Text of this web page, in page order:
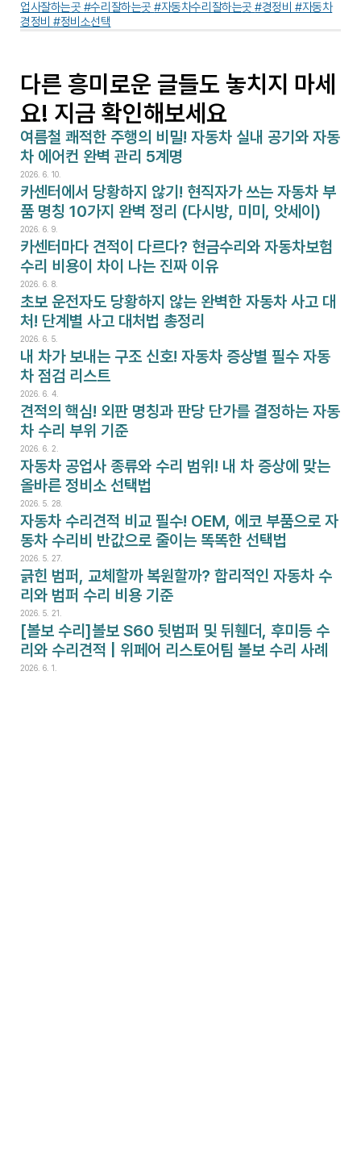
업사잘하는곳 #수리잘하는곳 #자동차수리잘하는곳 #경정비 #자동차
경정비 #정비소선택
다른 흥미로운 글들도 놓치지 마세
요! 지금 확인해보세요
여름철 쾌적한 주행의 비밀! 자동차 실내 공기와 자동
차 에어컨 완벽 관리 5계명
2026. 6. 10.
카센터에서 당황하지 않기! 현직자가 쓰는 자동차 부
품 명칭 10가지 완벽 정리 (다시방, 미미, 앗세이)
2026. 6. 9.
카센터마다 견적이 다르다? 현금수리와 자동차보험
수리 비용이 차이 나는 진짜 이유
2026. 6. 8.
초보 운전자도 당황하지 않는 완벽한 자동차 사고 대
처! 단계별 사고 대처법 총정리
2026. 6. 5.
내 차가 보내는 구조 신호! 자동차 증상별 필수 자동
차 점검 리스트
2026. 6. 4.
견적의 핵심! 외판 명칭과 판당 단가를 결정하는 자동
차 수리 부위 기준
2026. 6. 2.
자동차 공업사 종류와 수리 범위! 내 차 증상에 맞는
올바른 정비소 선택법
2026. 5. 28.
자동차 수리견적 비교 필수! OEM, 에코 부품으로 자
동차 수리비 반값으로 줄이는 똑똑한 선택법
2026. 5. 27.
긁힌 범퍼, 교체할까 복원할까? 합리적인 자동차 수
리와 범퍼 수리 비용 기준
2026. 5. 21.
[볼보 수리]볼보 S60 뒷범퍼 및 뒤휀더, 후미등 수
리와 수리견적 | 위페어 리스토어팀 볼보 수리 사례
2026. 6. 1.